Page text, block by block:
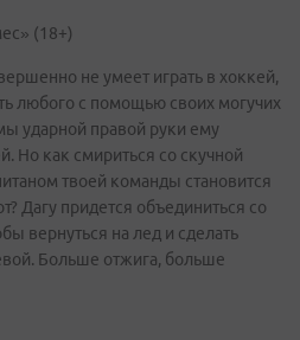
(18+)
не умеет играть в хоккей,
любого с помощью своих могучих
ударной правой руки ему
Но как смириться со скучной
твоей команды становится
Дагу придется объединиться со
вернуться на лед и сделать
Больше отжига, больше